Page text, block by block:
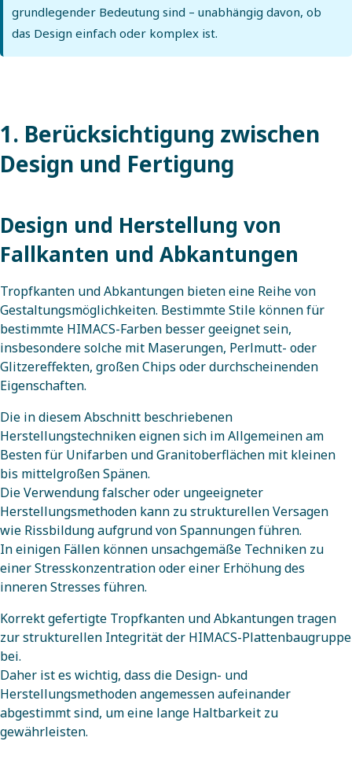
grundlegender Bedeutung sind – unabhängig davon, ob
das Design einfach oder komplex ist.
1. Berücksichtigung zwischen
Design und Fertigung
Design und Herstellung von
Fallkanten und Abkantungen
Tropfkanten und Abkantungen bieten eine Reihe von
Gestaltungsmöglichkeiten. Bestimmte Stile können für
bestimmte HIMACS-Farben besser geeignet sein,
insbesondere solche mit Maserungen, Perlmutt- oder
Glitzereffekten, großen Chips oder durchscheinenden
Eigenschaften.
Die in diesem Abschnitt beschriebenen
Herstellungstechniken eignen sich im Allgemeinen am
Besten für Unifarben und Granitoberflächen mit kleinen
bis mittelgroßen Spänen.
Die Verwendung falscher oder ungeeigneter
Herstellungsmethoden kann zu strukturellen Versagen
wie Rissbildung aufgrund von Spannungen führen.
In einigen Fällen können unsachgemäße Techniken zu
einer Stresskonzentration oder einer Erhöhung des
inneren Stresses führen.
Korrekt gefertigte Tropfkanten und Abkantungen tragen
zur strukturellen Integrität der HIMACS-Plattenbaugruppe
bei.
Daher ist es wichtig, dass die Design- und
Herstellungsmethoden angemessen aufeinander
abgestimmt sind, um eine lange Haltbarkeit zu
gewährleisten.